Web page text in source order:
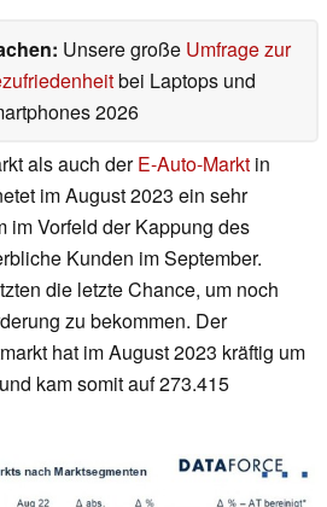
Unsere große Umfrage zur
bei Laptops und
2026
als auch derE-Auto-Markt in
im August 2023 ein sehr
im Vorfeld der Kappung des
Kunden im September.
die letzte Chance, um noch
zu bekommen. Der
hat im August 2023 kräftig um
kam somit auf 273.415